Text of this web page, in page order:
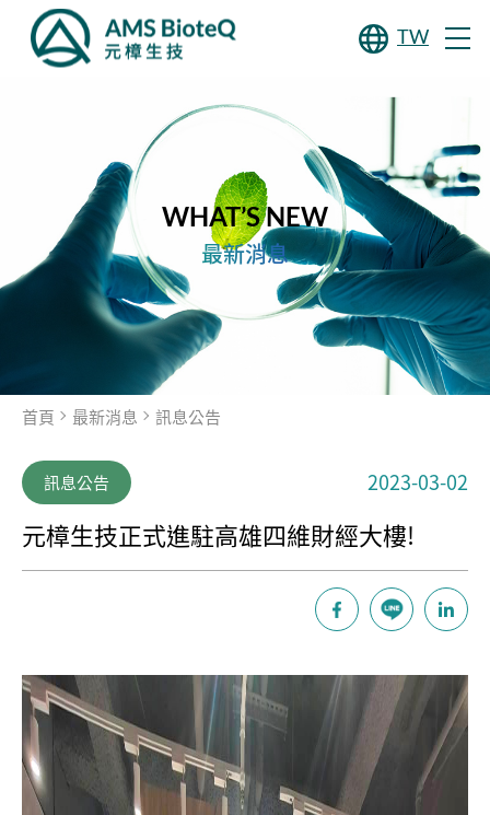
TW
WHAT’S NEW
最新消息
首頁 最新消息 訊息公告
訊息公告 2023-03-02
元樟生技正式進駐高雄四維財經大樓!